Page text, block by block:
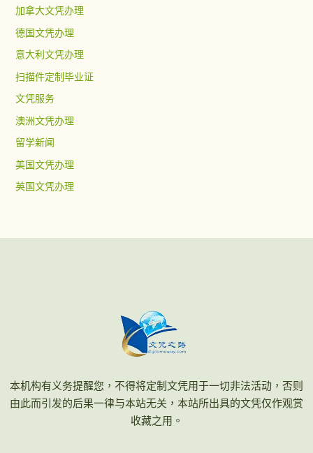
加拿大文凭办理
德国文凭办理
意大利文凭办理
扫描件定制毕业证
文凭服务
澳洲文凭办理
留学新闻
美国文凭办理
英国文凭办理
本机构有义务提醒您，不得将定制文凭用于一切非法活动，否则
由此而引发的后果一律与本站无关，本站所出具的文凭仅作观赏
收藏之用。